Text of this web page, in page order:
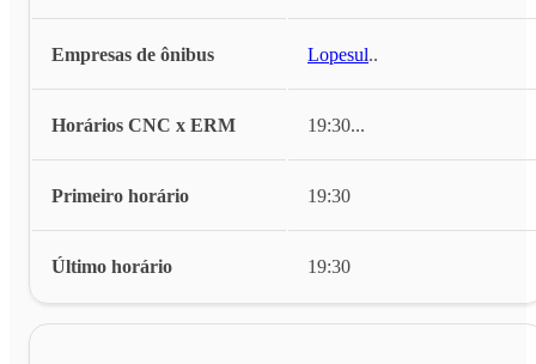
Empresas de ônibus Lopesul...
Horários CNC x ERM 19:30...
Primeiro horário 19:30
Último horário 19:30